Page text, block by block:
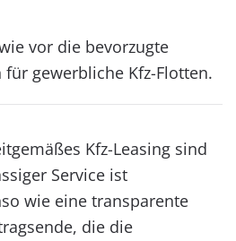
Kfz-Leasing sind
wie eine transparente
die die
seriösen